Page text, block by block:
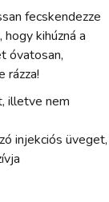
fecskendezze
kihúzná a
óvatosan,
rázza!
illetve nem
injekciós üveget,